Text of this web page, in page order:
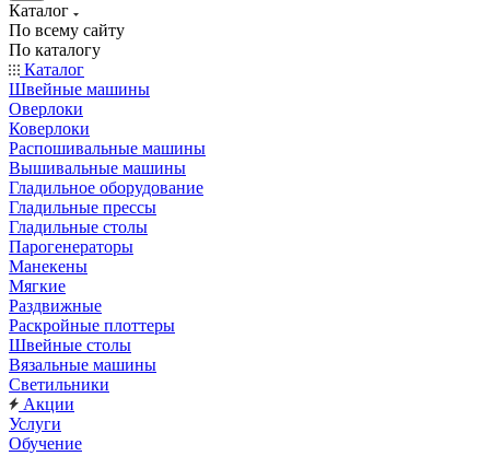
Каталог
По всему сайту
По каталогу
Каталог
Швейные машины
Оверлоки
Коверлоки
Распошивальные машины
Вышивальные машины
Гладильное оборудование
Гладильные прессы
Гладильные столы
Парогенераторы
Манекены
Мягкие
Раздвижные
Раскройные плоттеры
Швейные столы
Вязальные машины
Светильники
Акции
Услуги
Обучение